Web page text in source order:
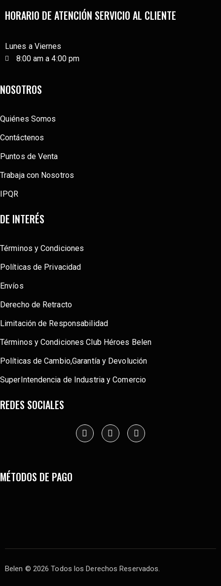
HORARIO DE ATENCIÓN SERVICIO AL CLIENTE
Lunes a Viernes
8:00 am a 4:00 pm
NOSOTROS
Quiénes Somos
Contáctenos
Puntos de Venta
Trabaja con Nosotros
IPQR
DE INTERÉS
Términos y Condiciones
Políticas de Privacidad
Envíos
Derecho de Retracto
Limitación de Responsabilidad
Términos y Condiciones Club Héroes Belen
Políticas de Cambio,Garantía y Devolución
SuperIntendencia de Industria y Comercio
REDES SOCIALES
MÉTODOS DE PAGO
Belen © 2026 Todos los Derechos Reservados.